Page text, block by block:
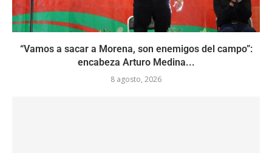
“Vamos a sacar a Morena, son enemigos del campo”:
encabeza Arturo Medina...
8 agosto, 2026